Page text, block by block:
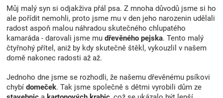
p
r
v
k
y
v
p
i
s
Můj malý syn si odjakživa přál psa. Z mnoha důvodů jsme si ho
ale pořídit nemohli, proto jsme mu v den jeho narozenin udělali
radost aspoň malou náhradou skutečného chlupatého
kamaráda - darovali jsme mu dřevěného pejska. Tento malý
čtyřnohý přítel, aniž by kdy skutečně štěkl, vykouzlil v našem
domě nakonec radosti až až.
Jednoho dne jsme se rozhodli, že našemu dřevěnému psíkovi
chybí domeček. Tak jsme společně s dětmi vyrobili dům ze